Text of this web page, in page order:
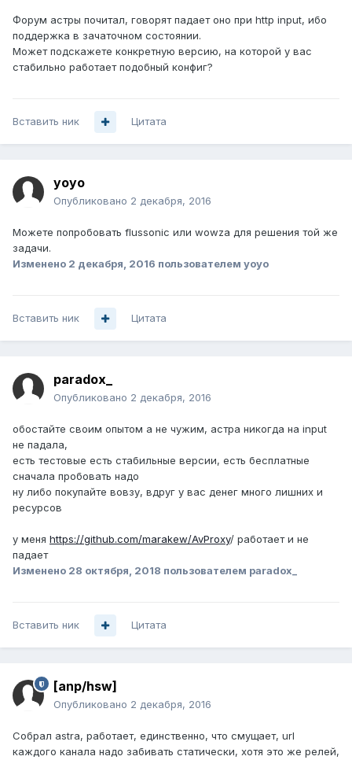
Форум астры почитал, говорят падает оно при http input, ибо
поддержка в зачаточном состоянии.
Может подскажете конкретную версию, на которой у вас
стабильно работает подобный конфиг?
Вставить ник Цитата
yoyo
Опубликовано 2 декабря, 2016
Можете попробовать flussonic или wowza для решения той же
задачи.
Изменено 2 декабря, 2016 пользователем yoyo
Вставить ник Цитата
paradox_
Опубликовано 2 декабря, 2016
обостайте своим опытом а не чужим, астра никогда на input
не падала,
есть тестовые есть стабильные версии, есть бесплатные
сначала пробовать надо
ну либо покупайте вовзу, вдруг у вас денег много лишних и
ресурсов
у меня https://github.com/marakew/AvProxy/ работает и не
падает
Изменено 28 октября, 2018 пользователем paradox_
Вставить ник Цитата
[anp/hsw]
Опубликовано 2 декабря, 2016
Собрал astra, работает, единственно, что смущает, url
каждого канала надо забивать статически, хотя это же релей,